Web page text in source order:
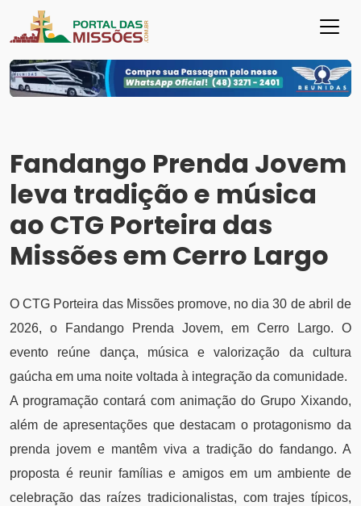
Fandango Prenda Jovem
leva tradição e música
ao CTG Porteira das
Missões em Cerro Largo
O CTG Porteira das Missões promove, no dia 30 de abril de
2026, o Fandango Prenda Jovem, em Cerro Largo. O
evento reúne dança, música e valorização da cultura
gaúcha em uma noite voltada à integração da comunidade.
A programação contará com animação do Grupo Xixando,
além de apresentações que destacam o protagonismo da
prenda jovem e mantêm viva a tradição do fandango. A
proposta é reunir famílias e amigos em um ambiente de
celebração das raízes tradicionalistas, com trajes típicos,